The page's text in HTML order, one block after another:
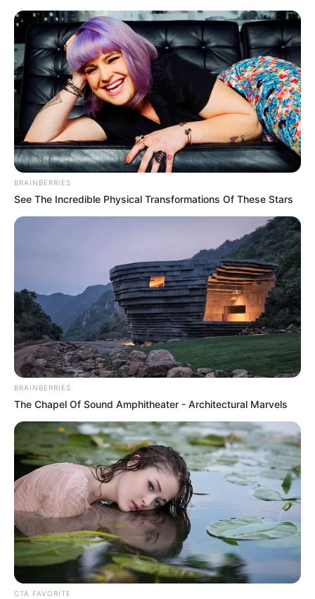
HOME
INSPIRASI
STYLE
FILM &
SERIES
NGAKAK
QUOTES
HYPE
MORE
BRAINBERRIES
See The Incredible Physical Transformations Of These Stars
BRAINBERRIES
The Chapel Of Sound Amphitheater - Architectural Marvels
CTA FAVORITE